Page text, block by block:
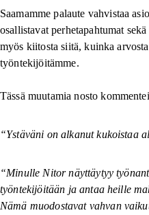
Saamamme palaute vahvistaa
osallistavat perhetapahtumat
myös kiitosta siitä, kuinka
työntekijöitämme.
Tässä muutamia nosto
“Ystäväni on alkanut kukoistaa
“Minulle Nitor näyttäytyy
työntekijöitään ja antaa heille
Nämä muodostavat vahvan